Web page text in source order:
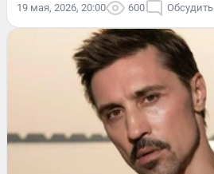
19 мая, 2026, 20:00 600 Обсудить